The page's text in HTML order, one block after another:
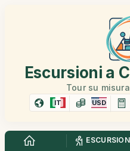
Escursioni a
Tour su
IT USD